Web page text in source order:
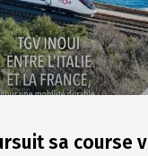
sa course